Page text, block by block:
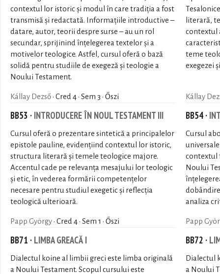
contextul lor istoric și modul în care tradiția a fost
transmisă și redactată. Informațiile introductive –
datare, autor, teorii despre surse – au un rol
secundar, sprijinind înțelegerea textelor și a
motivelor teologice. Astfel, cursul oferă o bază
solidă pentru studiile de exegeză și teologie a
Noului Testament.
literară,
contextul
teme
exegezei
Kállay Dezső· Cred 4 · Sem 3 · Őszi
BB53 · INTRODUCERE ÎN NOUL TESTAMENT III
Cursul oferă o prezentare sintetică a principalelor
epistole pauline, evidențiind contextul lor istoric,
structura literară și temele teologice majore.
Accentul cade pe relevanța mesajului lor teologic
și etic, în vederea formării competențelor
necesare pentru studiul exegetic și reflecția
teologică ulterioară.
Kállay
BB54 ·
Cursul
contextul
Noului
analiza
Papp György· Cred 4 · Sem 1 · Őszi
BB71 · LIMBA GREACĂ I
Dialectul koine al limbii greci este limba originală
a Noului Testament. Scopul cursului este
Papp
BB72 ·
Dialectul
a Noului